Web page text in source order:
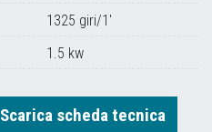
1325 giri/1'
1.5 kw
Scarica scheda tecnica